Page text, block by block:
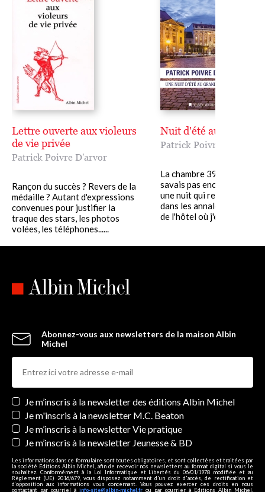
Lettre ouverte aux violeurs
de vie privée
Patrick Poivre D'arvor
Rançon du succès ? Revers de la
médaille ? Autant d'expressions
convenues pour justifier la
traque des stars, les photos
volées, les téléphones......
Nuit d'été au Grand
Patrick Poivre D'arvor
La chambre 393 où je ne le
savais pas encore, j'allais
une nuit qui resterait
dans les annales, était à
de l'hôtel où j'étais......
Abonnez-vous aux newsletters de la maison Albin
Michel
Newsletters
Je m’inscris à la newsletter des éditions Albin Michel
Je m'inscris à la newsletter M.C. Beaton
Je m’inscris à la newsletter Vie pratique
Je m’inscris à la newsletter Jeunesse & BD
Les informations dans ce formulaire sont toutes obligatoires, et sont collectées et traitées par
la société Editions Albin Michel, afin de recevoir nos newsletters au format digital si vous le
souhaitez. Conformément à la Loi Informatique et Libertés du 06/01/1978 modifiée et au
Règlement (UE) 2016/679, vous disposez notamment d'un droit d'accès, de rectification et
d’opposition aux informations vous concernant. Vous pouvez exercer ces droits en nous
contactant par courriel à info-site@albin-michel.fr ou par courrier à Editions Albin Michel,